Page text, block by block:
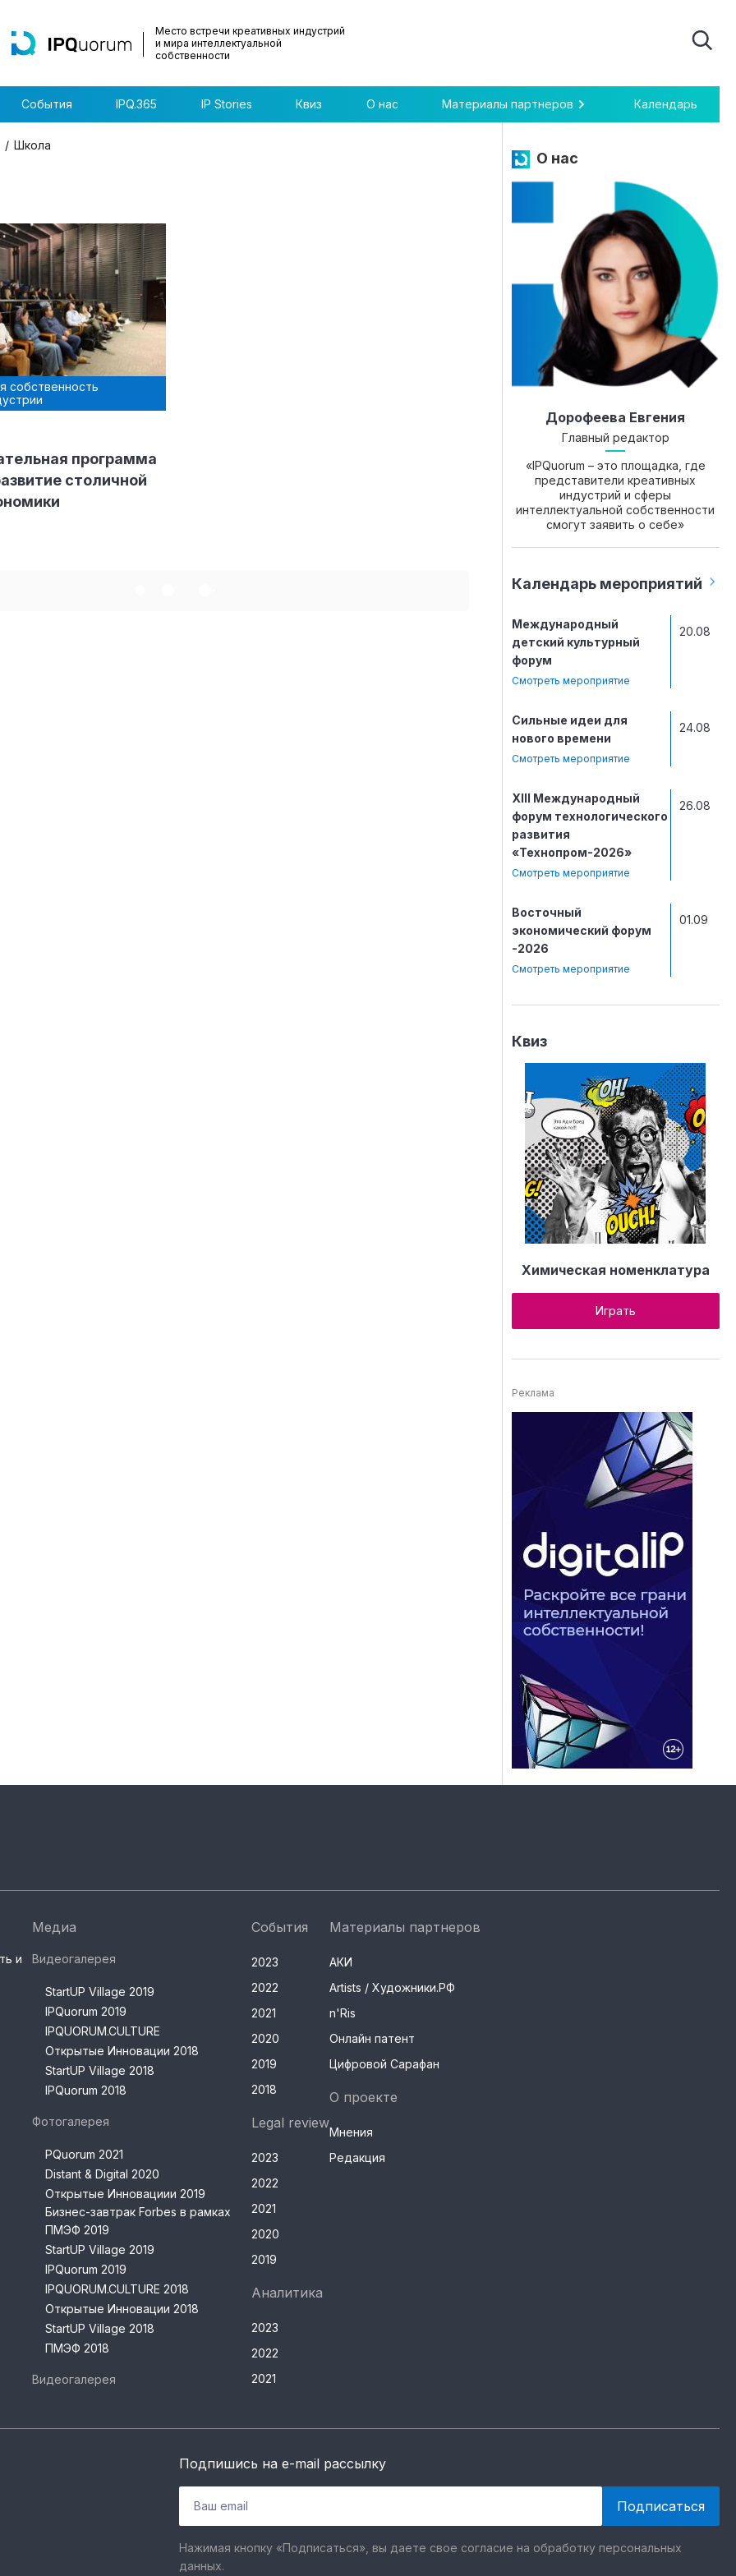
Место встречи креативных индустрий
и мира интеллектуальной
собственности
События IPQ.365 IP Stories Квиз О нас Материалы партнеров Календарь
Школа
собственность
программа
столичной
О нас
Дорофеева Евгения
Главный редактор
«IPQuorum – это площадка, где
представители креативных
индустрий и сферы
интеллектуальной собственности
смогут заявить о себе»
Календарь мероприятий
Международный
детский культурный
форум
Смотреть мероприятие
20.08
Сильные идеи для
нового времени
Смотреть мероприятие
24.08
ХIII Международный
форум технологического
развития
«Технопром-2026»
Смотреть мероприятие
26.08
Восточный
экономический форум
-2026
Смотреть мероприятие
01.09
Квиз
Химическая номенклатура
Играть
Реклама
и
Медиа
Видеогалерея
StartUP Village 2019
IPQuorum 2019
IPQUORUM.CULTURE
Открытые Инновации 2018
StartUP Village 2018
IPQuorum 2018
Фотогалерея
PQuorum 2021
Distant & Digital 2020
Открытые Инновациии 2019
Бизнес-завтрак Forbes в рамках
ПМЭФ 2019
StartUP Village 2019
IPQuorum 2019
IPQUORUM.CULTURE 2018
Открытые Инновации 2018
StartUP Village 2018
ПМЭФ 2018
Видеогалерея
События
2023
2022
2021
2020
2019
2018
Legal review
2023
2022
2021
2020
2019
Аналитика
2023
2022
2021
Материалы партнеров
АКИ
Artists / Художники.РФ
n'Ris
Онлайн патент
Цифровой Сарафан
О проекте
Мнения
Редакция
Подпишись на e-mail рассылку
Нажимая кнопку «Подписаться», вы даете свое согласие на обработку персональных
данных.